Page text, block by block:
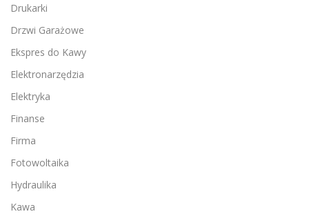
Drukarki
Drzwi Garażowe
Ekspres do Kawy
Elektronarzędzia
Elektryka
Finanse
Firma
Fotowoltaika
Hydraulika
Kawa